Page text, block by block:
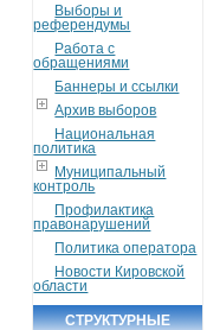
Выборы и
референдумы
Работа с
обращениями
Баннеры и ссылки
Архив выборов
Национальная
политика
Муниципальный
контроль
Профилактика
правонарушений
Политика оператора
Новости Кировской
области
СТРУКТУРНЫЕ